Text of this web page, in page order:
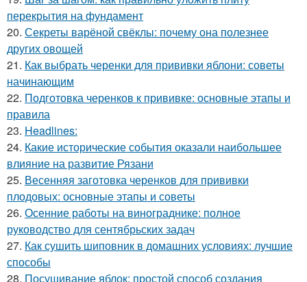
перекрытия на фундамент
20. Секреты варёной свёклы: почему она полезнее
других овощей
21. Как выбрать черенки для прививки яблони: советы
начинающим
22. Подготовка черенков к прививке: основные этапы и
правила
23. Headlines:
24. Какие исторические события оказали наибольшее
влияние на развитие Рязани
25. Весенняя заготовка черенков для прививки
плодовых: основные этапы и советы
26. Осенние работы на винограднике: полное
руководство для сентябрьских задач
27. Как сушить шиповник в домашних условиях: лучшие
способы
28. Посушивание яблок: простой способ создания